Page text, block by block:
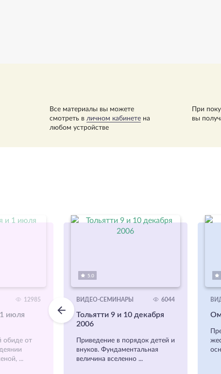
Все материалы вы можете
смотреть в личном кабинете на
любом устройстве
При
вы
12985
июля
обиде от
...
5.0
ВИДЕО-СЕМИНАРЫ 6044
Тольятти 9 и 10 декабря
2006
Приведение в порядок детей и
внуков. Фундаментальная
величина вселенно ...